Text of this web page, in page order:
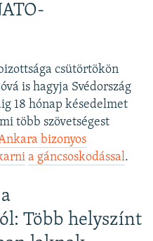
csütörtökön
is hagyja Svédország
18 hónap késedelmet
több szövetségest
bizonyos
a gáncsoskodással.
Több helyszínt